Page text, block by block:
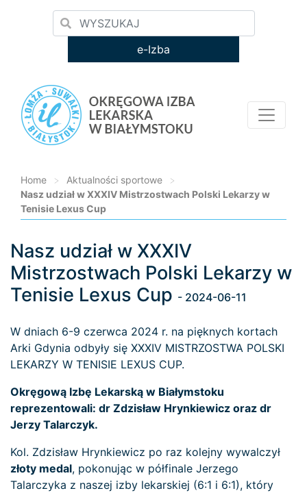
e-Izba
Home > Aktualności sportowe
>
Nasz udział w XXXIV Mistrzostwach Polski Lekarzy w
Tenisie Lexus Cup
Loading...
Nasz udział w XXXIV
Mistrzostwach Polski Lekarzy w
Tenisie Lexus Cup - 2024-06-11
W dniach 6-9 czerwca 2024 r. na pięknych kortach
Arki Gdynia odbyły się XXXIV MISTRZOSTWA POLSKI
LEKARZY W TENISIE LEXUS CUP.
Okręgową Izbę Lekarską w Białymstoku
reprezentowali: dr Zdzisław Hrynkiewicz oraz dr
Jerzy Talarczyk.
Kol. Zdzisław Hrynkiewicz po raz kolejny wywalczył
złoty medal, pokonując w półfinale Jerzego
Talarczyka z naszej izby lekarskiej (6:1 i 6:1), który